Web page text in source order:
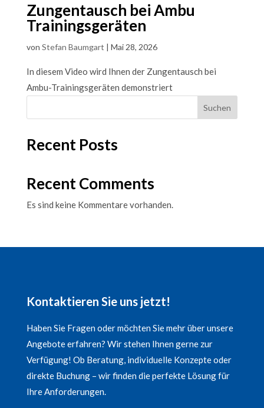
Zungentausch bei Ambu
Trainingsgeräten
von Stefan Baumgart | Mai 28, 2026
In diesem Video wird Ihnen der Zungentausch bei
Ambu-Trainingsgeräten demonstriert
Suchen
Recent Posts
Recent Comments
Es sind keine Kommentare vorhanden.
Kontaktieren Sie uns jetzt!
Haben Sie Fragen oder möchten Sie mehr über unsere
Angebote erfahren? Wir stehen Ihnen gerne zur
Verfügung! Ob Beratung, individuelle Konzepte oder
direkte Buchung – wir finden die perfekte Lösung für
Ihre Anforderungen.